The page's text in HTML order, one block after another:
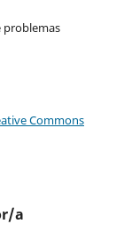
problemas
Commons
a